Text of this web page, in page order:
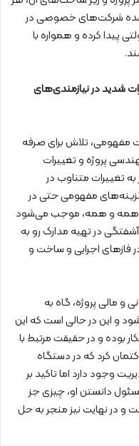
شده شرکت‌های خصوصی در
پیدا کرده و همواره با
شدید در نیازمندی‌های
مفهومی، تلاش برای صرفه
پروژه و تغییرات
به تغییرات متناوب در
مفهومی حتی در
همه و همه، موجب می‌شود
و آشفتگی در تهیه مدارک رو به
فازهای اجرایی و ساخت و
و مالی پروژه، گاه به
شود و این در حالی است که این
بوده و در حقیقت مرتبط با
کرد که در دستگاه
دارد اما تاکید بر
دانستن او، چیزی جز
و در نهایت نیز منجر به حل